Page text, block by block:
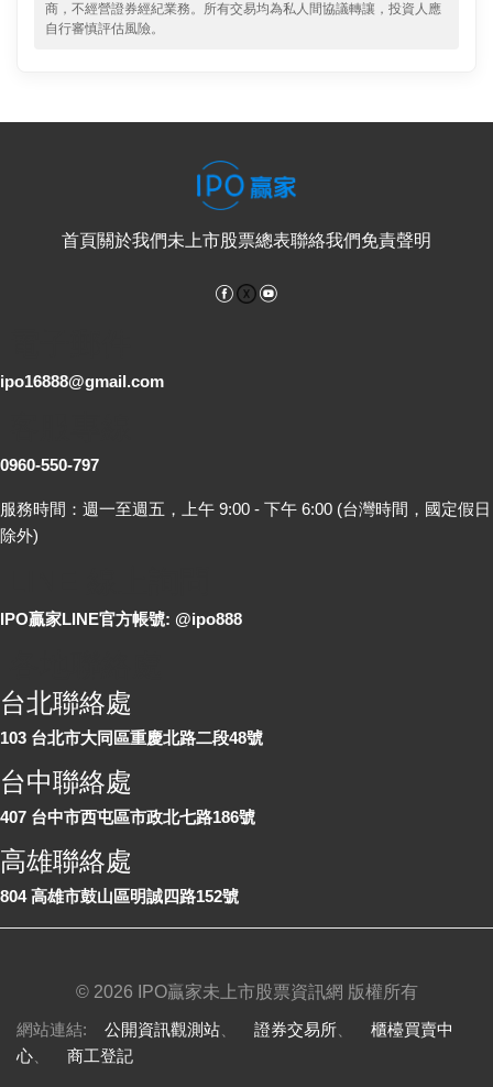
商，不經營證券經紀業務。所有交易均為私人間協議轉讓，投資人應
自行審慎評估風險。
首頁關於我們未上市股票總表聯絡我們免責聲明
Facebook
ipo16888@gmail.com
0960-550-797
服務時間：週一至週五，上午 9:00 - 下午 6:00 (台灣時間，國定假日
除外)
IPO贏家LINE官方帳號: @ipo888
台北聯絡處
103 台北市大同區重慶北路二段48號
台中聯絡處
407 台中市西屯區市政北七路186號
高雄聯絡處
804 高雄市鼓山區明誠四路152號
© 2026 IPO贏家未上市股票資訊網 版權所有
網站連結: 公開資訊觀測站 證券交易所
櫃檯買賣中
心
商工登記